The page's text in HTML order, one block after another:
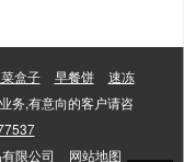
盒子 早餐饼
速冻
务,有意向的客户请咨
限公司 网站地图